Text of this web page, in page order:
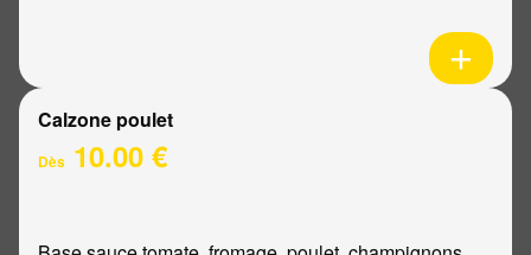
Calzone poulet
Dès 10.00 €